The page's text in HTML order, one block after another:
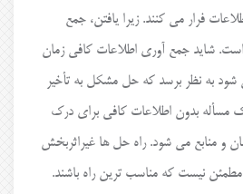
فرار می کنند. زیرا یافتن، جمع
شاید جمع آوری اطلاعات کافی زمان
شود به نظر برسد که حل مشکل به تأخیر
مسأله بدون اطلاعات کافی برای درک
و منابع می شود. راه حل ها غیراثربخش
نیست که مناسب ترین راه باشند.